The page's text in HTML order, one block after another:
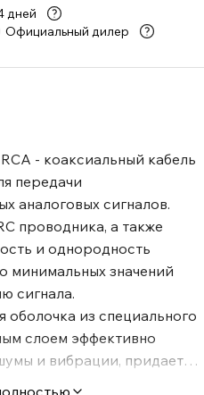
дней
Официальный дилер
- коаксиальный кабель
передачи
аналоговых сигналов.
проводника, а также
и однородность
минимальных значений
сигнала.
оболочка из специального
слоем эффективно
и вибрации, придает
гибкость и